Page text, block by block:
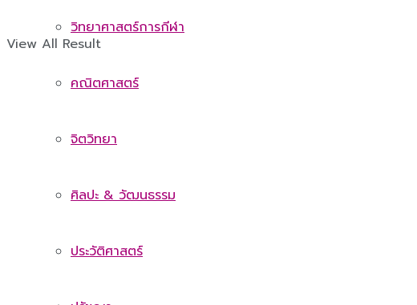
View All Result
วิทยาศาสตร์การกีฬา
คณิตศาสตร์
จิตวิทยา
ศิลปะ & วัฒนธรรม
ประวัติศาสตร์